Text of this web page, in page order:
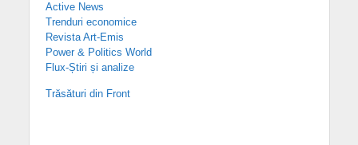
Active News
Trenduri economice
Revista Art-Emis
Power & Politics World
Flux-Știri și analize
Trăsături din Front